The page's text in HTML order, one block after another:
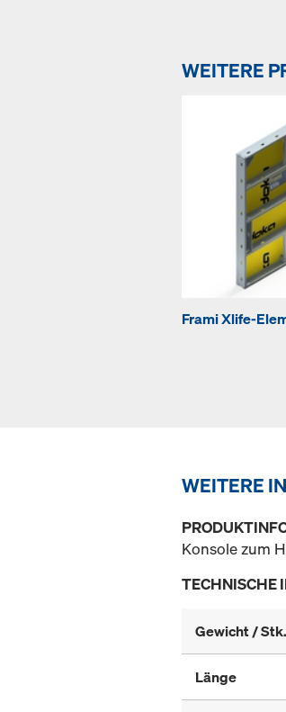
WEITERE
Frami Xlife-
WEITERE
Konsole zum
TECHNISCHE
Gewicht / Stk.
Länge